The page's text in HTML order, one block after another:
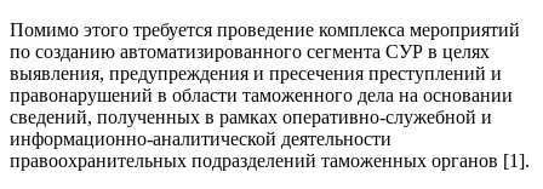
Помимо этого требуется проведение комплекса мероприятий
по созданию автоматизированного сегмента СУР в целях
выявления, предупреждения и пресечения преступлений и
правонарушений в области таможенного дела на основании
сведений, полученных в рамках оперативно-служебной и
информационно-аналитической деятельности
правоохранительных подразделений таможенных органов [1].